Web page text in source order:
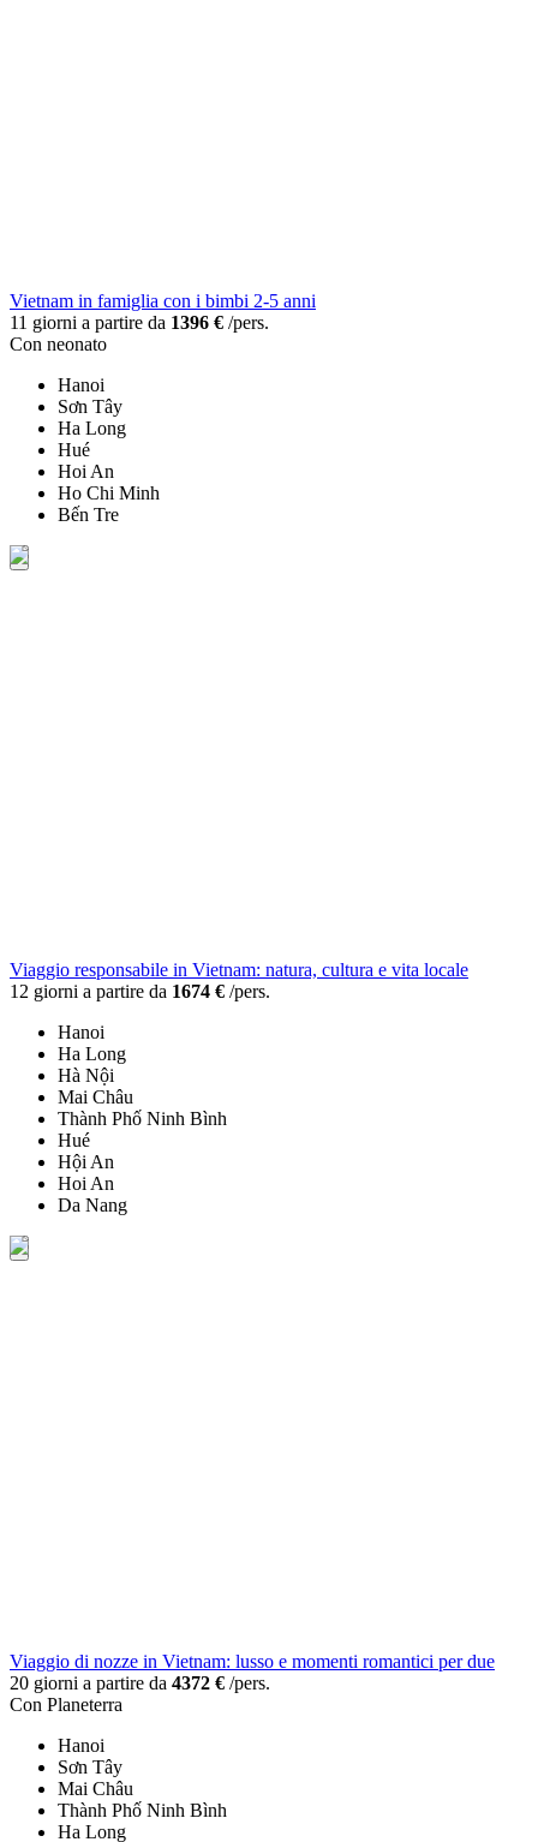
Vietnam in famiglia con i bimbi 2-5 anni
11 giorni a partire da 1396 € /pers.
Con neonato
Hanoi
Sơn Tây
Ha Long
Hué
Hoi An
Ho Chi Minh
Bến Tre
Viaggio responsabile in Vietnam: natura, cultura e vita locale
12 giorni a partire da 1674 € /pers.
Hanoi
Ha Long
Hà Nội
Mai Châu
Thành Phố Ninh Bình
Hué
Hội An
Hoi An
Da Nang
Viaggio di nozze in Vietnam: lusso e momenti romantici per due
20 giorni a partire da 4372 € /pers.
Con Planeterra
Hanoi
Sơn Tây
Mai Châu
Thành Phố Ninh Bình
Ha Long